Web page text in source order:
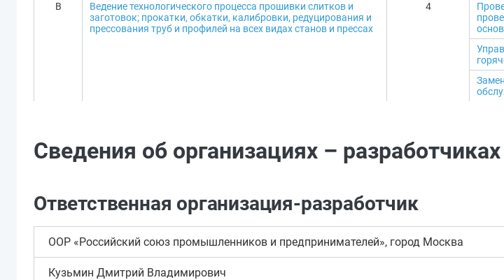
B
Ведение технологического процесса прошивки слитков и
заготовок; прокатки, обкатки, калибровки, редуцирования и
прессования труб и профилей на всех видах станов и прессах
4
Сведения об организациях –
Ответственная организация-разработчик
ООР «Российский союз промышленников и предпринимателей», город Москва
Кузьмин Дмитрий Владимирович